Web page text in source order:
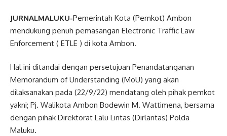
JURNALMALUKU-Pemerintah Kota (Pemkot) Ambon
mendukung penuh pemasangan Electronic Traffic Law
Enforcement ( ETLE ) di kota Ambon.
Hal ini ditandai dengan persetujuan Penandatanganan
Memorandum of Understanding (MoU) yang akan
dilaksanakan pada (22/9/22) mendatang oleh pihak pemkot
yakni; Pj. Walikota Ambon Bodewin M. Wattimena, bersama
dengan pihak Direktorat Lalu Lintas (Dirlantas) Polda
Maluku.